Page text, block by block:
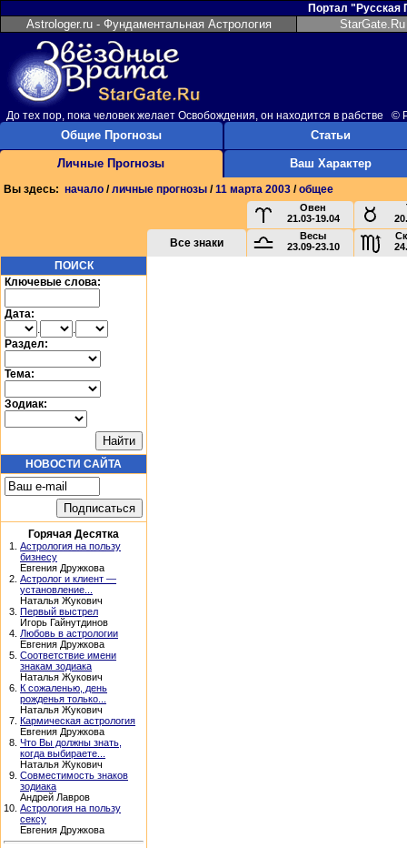
Портал "Русская
Astrologer.ru - Фундаментальная Астрология
До тех пор, пока человек желает Освобождения, он находится в рабстве
Общие Прогнозы
Личные Прогнозы
Статьи
Ваш Характер
Вы здесь: начало /личные прогнозы /11 марта 2003 /общее
Овен
21.03-19.04
Все знаки
Весы
23.09-23.10
ПОИСК
Ключевые слова:
Дата:
.
.
Раздел:
Тема:
Зодиак:
НОВОСТИ САЙТА
Горячая Десятка
1. Астрология на пользу
бизнесу
Евгения Дружкова
2. Астролог и клиент —
установление...
Наталья Жукович
3. Первый выстрел
Игорь Гайнутдинов
4. Любовь в астрологии
Евгения Дружкова
5. Соответствие имени
знакам зодиака
Наталья Жукович
6. К сожаленью, день
рожденья только...
Наталья Жукович
7. Кармическая астрология
Евгения Дружкова
8. Что Вы должны знать,
когда выбираете...
Наталья Жукович
9. Совместимость знаков
зодиака
Андрей Лавров
10. Астрология на пользу
сексу
Евгения Дружкова